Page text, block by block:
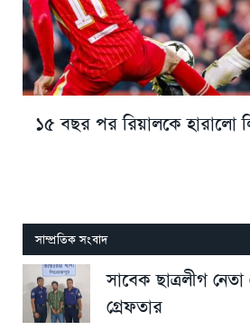
১৫ বছর পর রিয়ালকে হারালো
সাম্প্রতিক সংবাদ
সাবেক ছাত্রলীগ
গ্রেফতার